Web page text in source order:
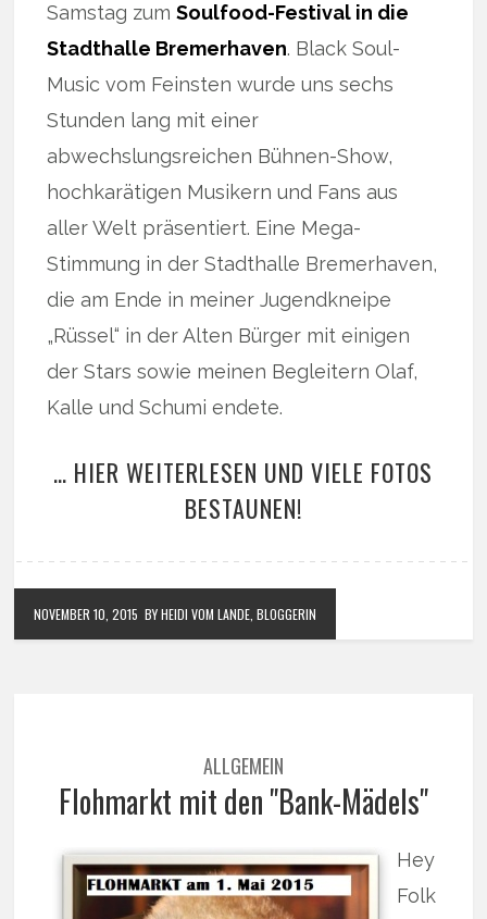
Samstag zumSoulfood-Festival in die
Stadthalle Bremerhaven. Black Soul-
Music vom Feinsten wurde uns sechs
Stunden lang mit einer
abwechslungsreichen Bühnen-Show,
hochkarätigen Musikern und Fans aus
aller Welt präsentiert. Eine Mega-
Stimmung in der Stadthalle Bremerhaven,
die am Ende in meiner Jugendkneipe
„Rüssel“ in der Alten Bürger mit einigen
der Stars sowie meinen Begleitern Olaf,
Kalle und Schumi endete.
… HIER WEITERLESEN UND VIELE FOTOS
BESTAUNEN!
NOVEMBER 10, 2015 BY HEIDI VOM LANDE, BLOGGERIN
ALLGEMEIN
Flohmarkt mit den "Bank-Mädels"
Hey
Folk